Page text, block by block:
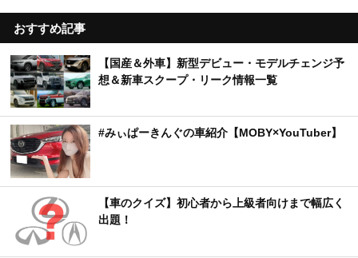
おすすめ記事
【国産＆外車】新型デビュー・モデルチェンジ予
想＆新車スクープ・リーク情報一覧
#みぃぱーきんぐの車紹介【MOBY×YouTuber】
【車のクイズ】初心者から上級者向けまで幅広く
出題！